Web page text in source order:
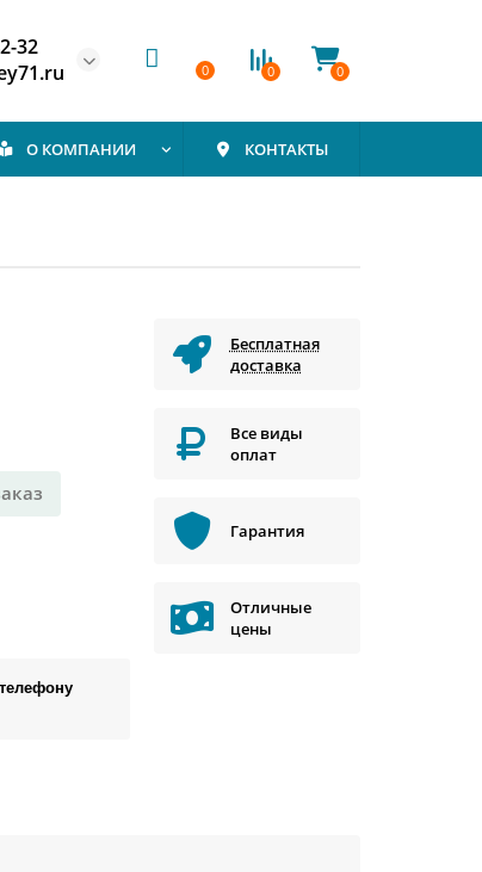
32
0 0 0
О КОМПАНИИ КОНТАКТЫ
Бесплатная
доставка
Все виды
оплат
Гарантия
Отличные
цены